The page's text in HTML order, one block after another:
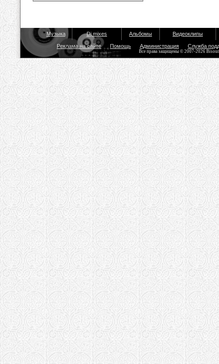
Музыка Dj mixes Альбомы Видеоклипы
Реклама на сайте Помощь Администрация Служба
Все права защищены © 2007-2026